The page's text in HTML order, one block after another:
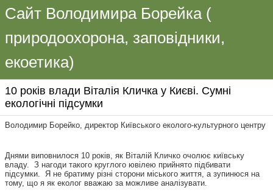
Сайт Володимира Борейка (
природоохорона, заповідники,
екоетика)
10 років влади Віталія Кличка у Києві. Сумні
екологічні підсумки
Володимир Борейко, директор Київського еколого-культурного центру
Днями виповнилося 10 років, як Віталій Кличко очолює київську
владу. З нагоди такого круглого ювілею прийнято підбивати
підсумки. Я не братиму різні сторони міського життя, а зупинюся на
тому, що я як еколог вважаю за можливе аналізувати.